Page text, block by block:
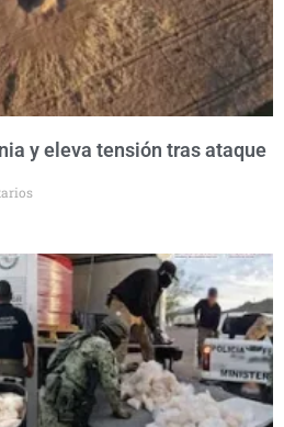
y eleva tensión tras ataque